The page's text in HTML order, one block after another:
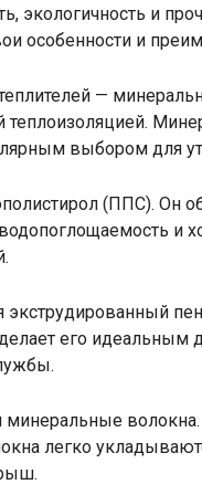
экологичность и
особенности и
—
выбором для
(ППС). Он
и
его идеальным
минеральные
легко